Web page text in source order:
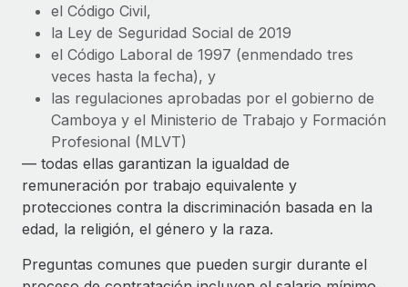
Pregunta a un experto
Obtén ayuda de gente experta en RR. HH. globales
y cumplimiento normativo.
Comprobaciones de antecedentes
Simplifica los procesos de cribado de candidatos.
Cumplimiento normativo
Adelántate a los riesgos de cumplimiento
normativo.
Proporciona dispositivos tecnológicos y contrólalos
CASOS PRÁCTICOS
Consulta todos los recursos
BLOG
Nómina global
EOR y PEO
Contractor Management
el Código Civil,
la Ley de Seguridad Social de 2019
el Código Laboral de 1997 (enmendado tres
veces hasta la fecha), y
las regulaciones aprobadas por el gobierno de
Camboya y el Ministerio de Trabajo y Formación
Profesional (MLVT)
— todas ellas garantizan la igualdad de
remuneración por trabajo equivalente y
protecciones contra la discriminación basada en la
edad, la religión, el género y la raza.
Preguntas comunes que pueden surgir durante el